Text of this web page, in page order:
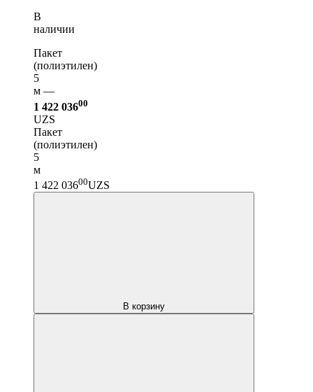
В
наличии
Пакет
(полиэтилен)
5
м —
1 422 03600
UZS
Пакет
(полиэтилен)
5
м
1 422 03600UZS
В корзину